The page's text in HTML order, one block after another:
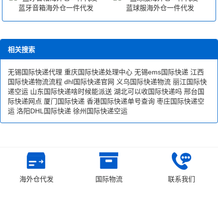
蓝牙音箱海外仓一件代发 蓝球服海外仓一件代发
相关搜索
无锡国际快递代理 重庆国际快递处理中心 无锡ems国际快递 江西
国际快递物流流程 dhl国际快递官网 义乌国际快递物流 丽江国际快
递空运 山东国际快递啥时候能派送 湖北可以收国际快递吗 邢台国
际快递网点 厦门国际快递 香港国际快递单号查询 枣庄国际快递空
运 洛阳DHL国际快递 徐州国际快递空运
CopyRight © 深圳市韬博供应链有限公司
海外仓代发 国际物流 联系我们